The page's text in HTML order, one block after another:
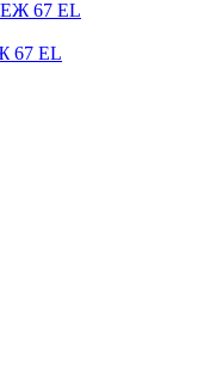
67 EL